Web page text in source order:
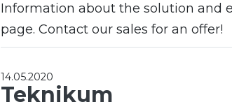
Information about the solution and
page. Contact our sales for an offer!
14.05.2020
Teknikum